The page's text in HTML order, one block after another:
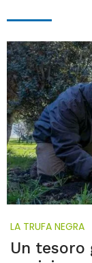
LA TRUFA NEGRA
Un tesoro